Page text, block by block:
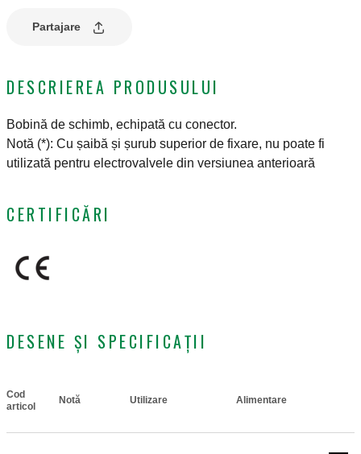
Partajare
DESCRIEREA PRODUSULUI
Bobină de schimb, echipată cu conector.
Notă (*): Cu șaibă și șurub superior de fixare, nu poate fi
utilizată pentru electrovalvele din versiunea anterioară
CERTIFICĂRI
DESENE ȘI SPECIFICAȚII
Cod
articol
Notă Utilizare Alimentare